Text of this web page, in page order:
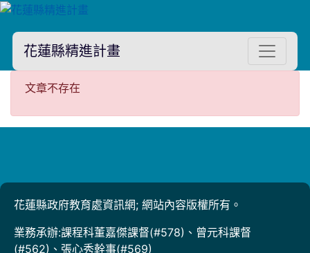
花蓮縣精進計畫
文章不存在
文章不存在
花蓮縣政府教育處資訊網; 網站內容版權所有。
業務承辦:課程科董嘉傑課督(#578)、曾元科課督
(#562)、張心秀幹事(#569)